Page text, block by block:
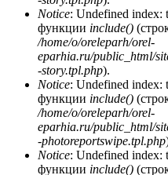
Notice: Undefined index:
функции include()
/home/o/oreleparh/orel-
eparhia.ru/public_html/
-story.tpl.php).
Notice: Undefined index:
функции include()
/home/o/oreleparh/orel-
eparhia.ru/public_html/
-photoreportswipe.tpl.php
Notice: Undefined index:
функции include()